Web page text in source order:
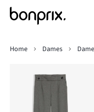
Home
Dames